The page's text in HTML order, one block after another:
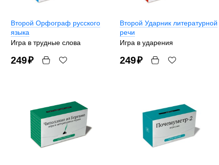
Второй Орфограф русского
языка
Игра в трудные слова
249₽
Второй Ударник литературной
речи
Игра в ударения
249₽